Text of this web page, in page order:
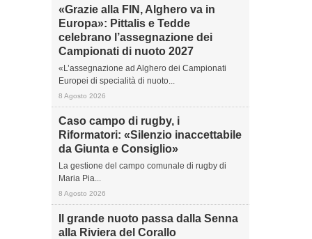
«Grazie alla FIN, Alghero va in
Europa»: Pittalis e Tedde
celebrano l’assegnazione dei
Campionati di nuoto 2027
«L’assegnazione ad Alghero dei Campionati
Europei di specialità di nuoto...
8 Agosto 2026
Caso campo di rugby, i
Riformatori: «Silenzio inaccettabile
da Giunta e Consiglio»
La gestione del campo comunale di rugby di
Maria Pia...
8 Agosto 2026
Il grande nuoto passa dalla Senna
alla Riviera del Corallo